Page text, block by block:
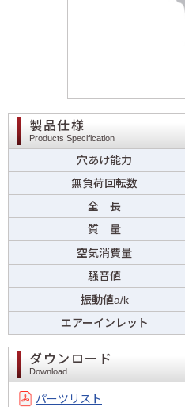
製品仕様
Products Specification
穴あけ能力
無負荷回転数
全 長
質 量
空気消費量
騒音値
振動値a/k
エアーインレット
ダウンロード
Download
パーツリスト